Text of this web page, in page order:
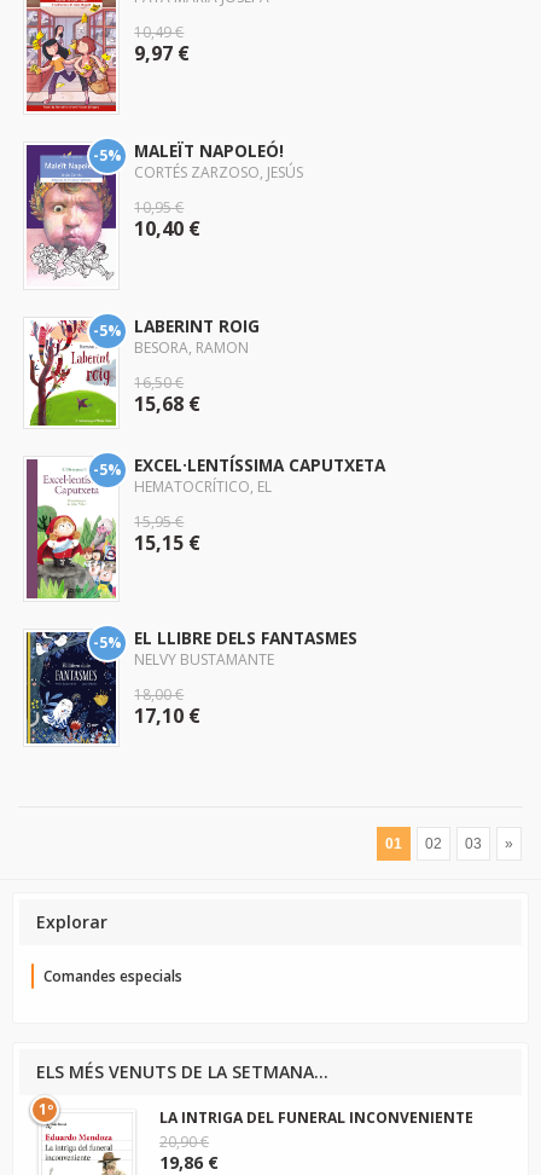
10,49 €
9,97 €
-5% MALEÏT NAPOLEÓ!
CORTÉS ZARZOSO, JESÚS
10,95 €
10,40 €
-5% LABERINT ROIG
BESORA, RAMON
16,50 €
15,68 €
-5% EXCEL·LENTÍSSIMA CAPUTXETA
HEMATOCRÍTICO, EL
15,95 €
15,15 €
-5% EL LLIBRE DELS FANTASMES
NELVY BUSTAMANTE
18,00 €
17,10 €
01 02 03 »
Explorar
Comandes especials
ELS MÉS VENUTS DE LA SETMANA...
1º
LA INTRIGA DEL FUNERAL INCONVENIENTE
20,90 €
19,86 €